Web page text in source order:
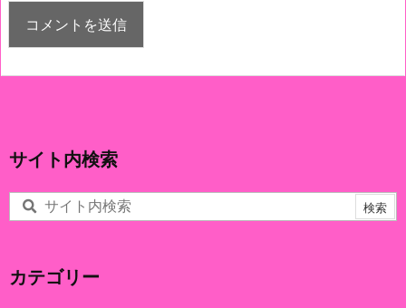
サイト内検索
カテゴリー